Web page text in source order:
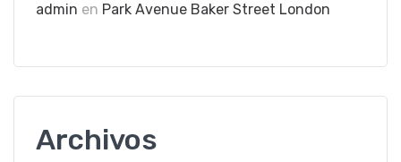
admin en Park Avenue Baker Street London
Archivos